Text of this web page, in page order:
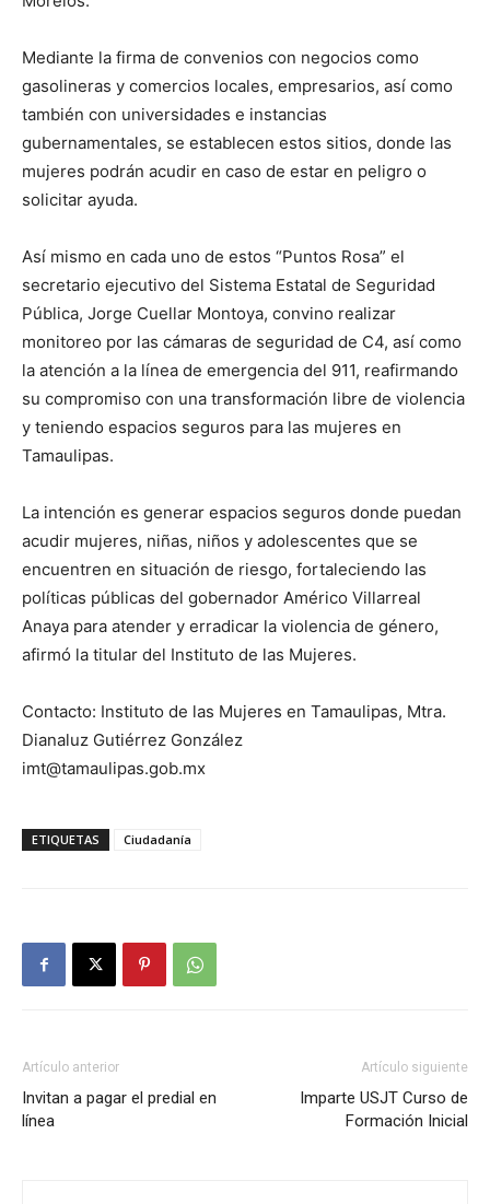
Mediante la firma de convenios con negocios como
gasolineras y comercios locales, empresarios, así como
también con universidades e instancias
gubernamentales, se establecen estos sitios, donde las
mujeres podrán acudir en caso de estar en peligro o
solicitar ayuda.
Así mismo en cada uno de estos “Puntos Rosa” el
secretario ejecutivo del Sistema Estatal de Seguridad
Pública, Jorge Cuellar Montoya, convino realizar
monitoreo por las cámaras de seguridad de C4, así como
la atención a la línea de emergencia del 911, reafirmando
su compromiso con una transformación libre de violencia
y teniendo espacios seguros para las mujeres en
Tamaulipas.
La intención es generar espacios seguros donde puedan
acudir mujeres, niñas, niños y adolescentes que se
encuentren en situación de riesgo, fortaleciendo las
políticas públicas del gobernador Américo Villarreal
Anaya para atender y erradicar la violencia de género,
afirmó la titular del Instituto de las Mujeres.
Contacto: Instituto de las Mujeres en Tamaulipas, Mtra.
Dianaluz Gutiérrez González
imt@tamaulipas.gob.mx
ETIQUETAS Ciudadanía
Artículo anterior
Invitan a pagar el predial en
línea
Artículo siguiente
Imparte USJT Curso de
Formación Inicial